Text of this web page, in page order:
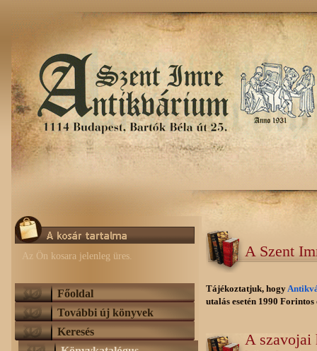
Az Ön kosara jelenleg üres.
Főoldal
További új könyvek
Keresés
A Szent
Tájékoztatjuk, hogy
utalás esetén 1990
A szavojai